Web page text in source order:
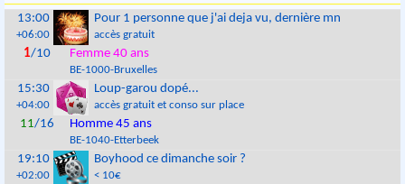
13:00
+06:00
Pour 1 personne que j'ai deja vu, dernière mn
accès gratuit
1/10 Femme 40 ans
BE-1000-Bruxelles
15:30
+04:00
Loup-garou dopé...
accès gratuit et conso sur place
11/16 Homme 45 ans
BE-1040-Etterbeek
19:10
+02:00
Boyhood ce dimanche soir ?
< 10€